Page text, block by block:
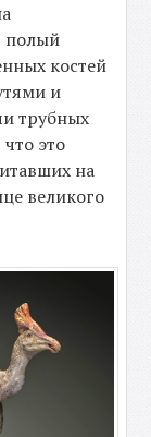
полый
костей
и
трубных
это
на
великого